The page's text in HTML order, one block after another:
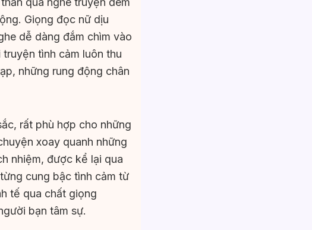
Giọng đọc nữ dịu
dễ dàng đắm chìm vào
tình cảm luôn thu
những rung động chân
rất phù hợp cho những
xoay quanh những
nhiệm, được kể lại qua
cung bậc tình cảm từ
tế qua chất giọng
bạn tâm sự.